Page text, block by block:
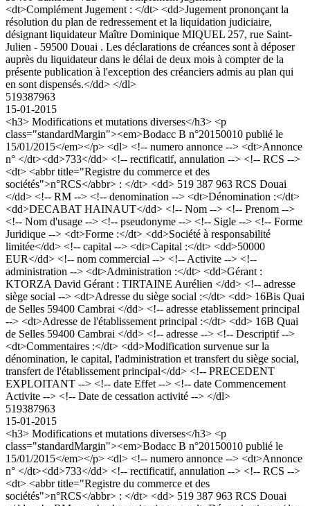
<dt>Complément Jugement : </dt> <dd>Jugement prononçant la
résolution du plan de redressement et la liquidation judiciaire,
désignant liquidateur Maître Dominique MIQUEL 257, rue Saint-
Julien - 59500 Douai . Les déclarations de créances sont à déposer
auprès du liquidateur dans le délai de deux mois à compter de la
présente publication à l'exception des créanciers admis au plan qui
en sont dispensés.</dd> </dl>
519387963
15-01-2015
<h3> Modifications et mutations diverses</h3> <p
class="standardMargin"><em>Bodacc B n°20150010 publié le
15/01/2015</em></p> <dl> <!-- numero annonce --> <dt>Annonce
n° </dt><dd>733</dd> <!-- rectificatif, annulation --> <!-- RCS -->
<dt> <abbr title="Registre du commerce et des
sociétés">n°RCS</abbr> : </dt> <dd> 519 387 963 RCS Douai
</dd> <!-- RM --> <!-- denomination --> <dt>Dénomination :</dt>
<dd>DECABAT HAINAUT</dd> <!-- Nom --> <!-- Prenom -->
<!-- Nom d'usage --> <!-- pseudonyme --> <!-- Sigle --> <!-- Forme
Juridique --> <dt>Forme :</dt> <dd>Société à responsabilité
limitée</dd> <!-- capital --> <dt>Capital :</dt> <dd>50000
EUR</dd> <!-- nom commercial --> <!-- Activite --> <!--
administration --> <dt>Administration :</dt> <dd>Gérant :
KTORZA David Gérant : TIRTAINE Aurélien </dd> <!-- adresse
siège social --> <dt>Adresse du siège social :</dt> <dd> 16Bis Quai
de Selles 59400 Cambrai </dd> <!-- adresse etablissement principal
--> <dt>Adresse de l'établissement principal :</dt> <dd> 16B Quai
de Selles 59400 Cambrai </dd> <!-- adresse --> <!-- Descriptif -->
<dt>Commentaires :</dt> <dd>Modification survenue sur la
dénomination, le capital, l'administration et transfert du siège social,
transfert de l'établissement principal</dd> <!-- PRECEDENT
EXPLOITANT --> <!-- date Effet --> <!-- date Commencement
Activite --> <!-- Date de cessation activité --> </dl>
519387963
15-01-2015
<h3> Modifications et mutations diverses</h3> <p
class="standardMargin"><em>Bodacc B n°20150010 publié le
15/01/2015</em></p> <dl> <!-- numero annonce --> <dt>Annonce
n° </dt><dd>733</dd> <!-- rectificatif, annulation --> <!-- RCS -->
<dt> <abbr title="Registre du commerce et des
sociétés">n°RCS</abbr> : </dt> <dd> 519 387 963 RCS Douai